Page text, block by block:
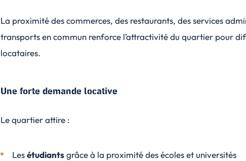
La proximité des commerces, des restaurants, des services
transports en commun renforce l’attractivité du quartier pour
locataires.
Une forte demande locative
Le quartier attire :
Lesétudiantsgrâce à la proximité des écoles et universités